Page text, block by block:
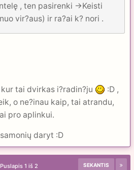
, ten pasirenki ->Keisti
vir?aus) ir ra?ai k? nori .
tai dvirkas i?radin?ju
:D ,
o ne?inau kaip, tai atrandu,
pro aplinkui.
daryt :D
SEKANTIS
Puslapis 1 iš 2